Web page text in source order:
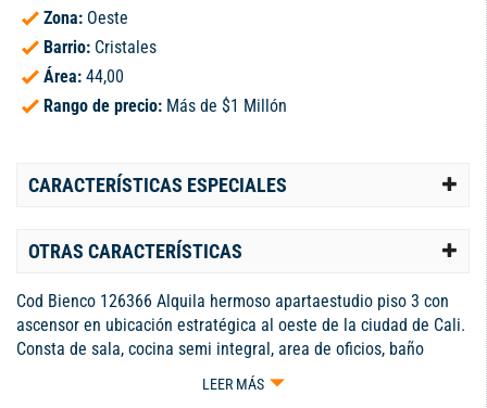
Zona: Oeste
Barrio: Cristales
Área: 44,00
Rango de precio: Más de $1 Millón
CARACTERÍSTICAS ESPECIALES
OTRAS CARACTERÍSTICAS
Cod Bienco 126366 Alquila hermoso apartaestudio piso 3 con
ascensor en ubicación estratégica al oeste de la ciudad de Cali.
Consta de sala, cocina semi integral, area de oficios, baño
completo, habitacion con closet amplio y balcón, parqueadero
en sótano, cuenta con calentador . El edificio cuenta con
LEER MÁS